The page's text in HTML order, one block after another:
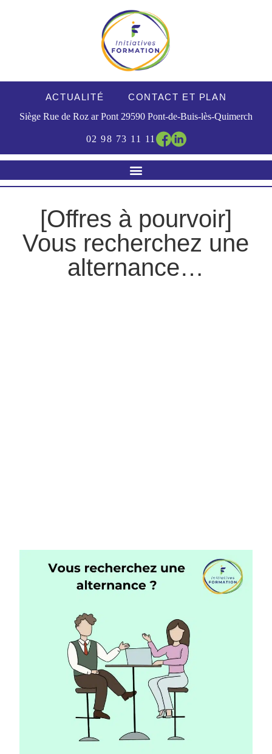
ACTUALITÉ
CONTACT ET PLAN
Siège Rue de Roz ar Pont 29590 Pont-de-Buis-lès-Quimerch
02 98 73 11 11
[Offres à pourvoir]
Vous recherchez une
alternance…